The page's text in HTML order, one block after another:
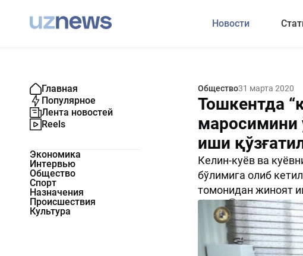
Новости
Главная
Популярное
Лента новостей
Reels
Экономика
Интервью
Общество
Спорт
Назначения
Происшествия
Культура
Общество31 марта 2020
Тошкентда
маросимини
иши
Келин-куёв ва
бўлимига олиб
томонидан жиноят
2695 0